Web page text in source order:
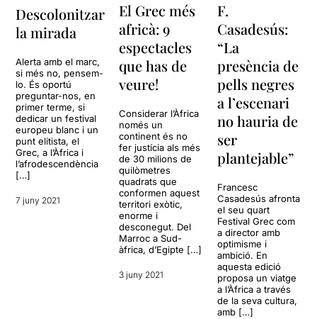
Descolonitzar
la mirada
Alerta amb el marc,
si més no, pensem-
lo. És oportú
preguntar-nos, en
primer terme, si
dedicar un festival
europeu blanc i un
punt elitista, el
Grec, a l’Àfrica i
l’afrodescendència
[…]
7 juny 2021
El Grec més
africà: 9
espectacles
que has de
veure!
Considerar l’Àfrica
només un
continent és no
fer justícia als més
de 30 milions de
quilòmetres
quadrats que
conformen aquest
territori exòtic,
enorme i
desconegut. Del
Marroc a Sud-
àfrica, d’Egipte […]
3 juny 2021
F.
Casadesús:
“La
presència de
pells negres
a l’escenari
no hauria de
ser
plantejable”
Francesc
Casadesús afronta
el seu quart
Festival Grec com
a director amb
optimisme i
ambició. En
aquesta edició
proposa un viatge
a l’Àfrica a través
de la seva cultura,
amb […]